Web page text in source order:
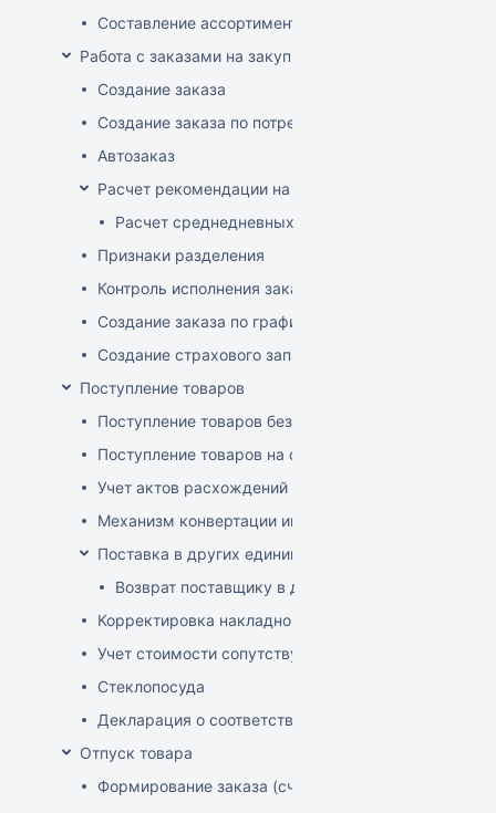
Составление ассортимента магазина
Работа с заказами на закупку
Создание заказа
Создание заказа по потребностям
Автозаказ
Расчет рекомендации на закупку
Расчет среднедневных продаж
Признаки разделения
Контроль исполнения заказов поставщиком
Создание заказа по графику
Создание страхового запаса
Поступление товаров
Поступление товаров без заказа
Поступление товаров на основе заказа
Учет актов расхождений при поступлении товаров
Механизм конвертации инвойсов из иностранной
Поставка в других единицах
Возврат поставщику в других единицах
Корректировка накладной (РФ)
Учет стоимости сопутствующих услуг в приходе
Стеклопосуда
Декларация о соответствии
Отпуск товара
Формирование заказа (счета-фактуры)